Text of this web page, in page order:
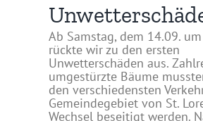
Ab Samstag, dem 14.09.
rückte wir zu den ersten
Unwetterschäden aus.
umgestürzte Bäume
den verschiedensten
Gemeindegebiet von St.
Wechsel beseitigt werden.